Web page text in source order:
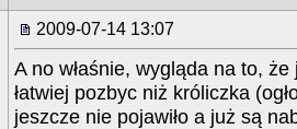
2009-07-14 13:07
A no właśnie, wygląda na to,
łatwiej pozbyc niż króliczka
jeszcze nie pojawiło a już są